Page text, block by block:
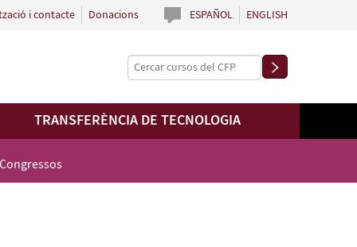
ESPAÑOL ENGLISH
i contacte Donacions
TRANSFERÈNCIA DE TECNOLOGIA